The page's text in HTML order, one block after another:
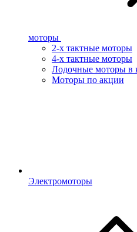
моторы
2-х тактные моторы
4-х тактные моторы
Лодочные моторы в
Моторы по акции
Электромоторы